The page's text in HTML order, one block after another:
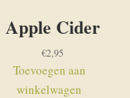
Apple Cider
€2,95
Toevoegen aan
winkelwagen